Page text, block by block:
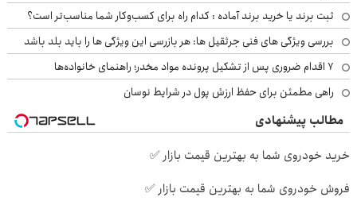
ثبت برند یا خرید برند آماده : کدام راه برای کسب‌وکار شما مناسب‌تر است؟
بررسی ویژگی های فنی جرثقیل ها: هر بازرسی این ویژگی ها را باید بلد باشد
۷ اقدام ضروری پس از تشکیل پرونده مواد مخدر؛ راهنمای خانواده‌ها
راهی مطمئن برای حفظ ارزش پول در شرایط نوسان
مطالب پیشنهادی
خرید خودروی شما به بهترین قیمت بازار ✅
فروش خودروی شما به بهترین قیمت بازار ✅